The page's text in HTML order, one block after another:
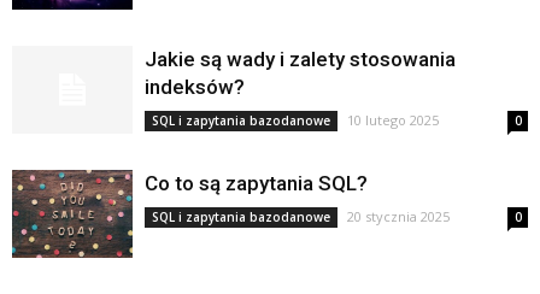
Jakie są wady i zalety stosowania
indeksów?
SQL i zapytania bazodanowe 10 lutego 2025 0
Co to są zapytania SQL?
SQL i zapytania bazodanowe 20 stycznia 2025 0